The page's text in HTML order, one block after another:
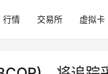
行情 交易所 虚拟卡